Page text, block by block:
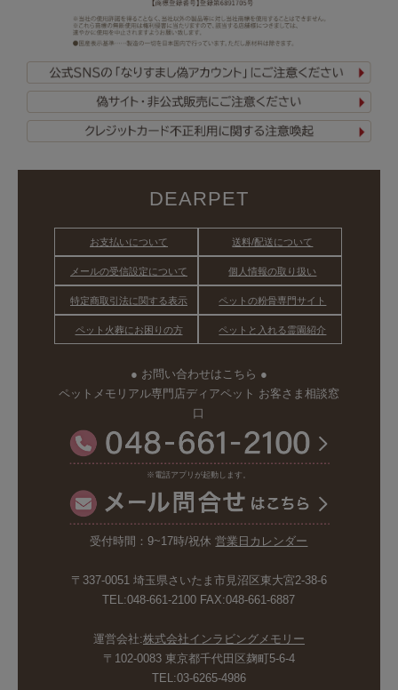
DEARPET
お支払いについて 送料/配送について
メールの受信設定について 個人情報の取り扱い
特定商取引法に関する表示 ペットの粉骨専門サイト
ペット火葬にお困りの方 ペットと入れる霊園紹介
● お問い合わせはこちら ●
ペットメモリアル専門店ディアペット お客さま相談窓
口
※電話アプリが起動します。
受付時間：9~17時/祝休営業日カレンダー
〒337-0051 埼玉県さいたま市見沼区東大宮2-38-6
TEL:048-661-2100 FAX:048-661-6887
運営会社:株式会社インラビングメモリー
〒102-0083 東京都千代田区麹町5-6-4
TEL:03-6265-4986